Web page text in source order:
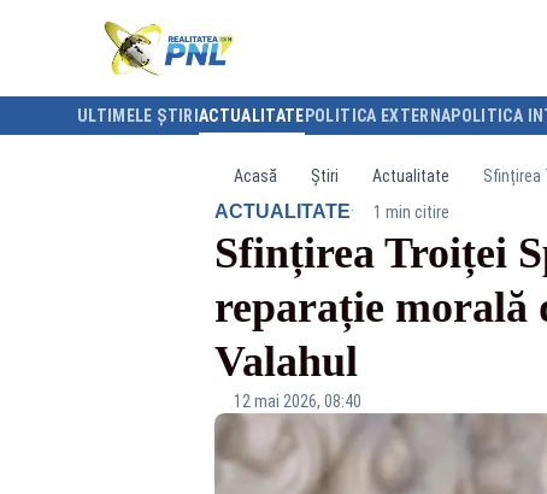
ULTIMELE ȘTIRI ACTUALITATE POLITICA EXTERNAPOLITICA
Acasă Știri Actualitate Sfințirea
ACTUALITATE· 1 min citire
Sfințirea Troiței
reparație morală
Valahul
12 mai 2026, 08:40